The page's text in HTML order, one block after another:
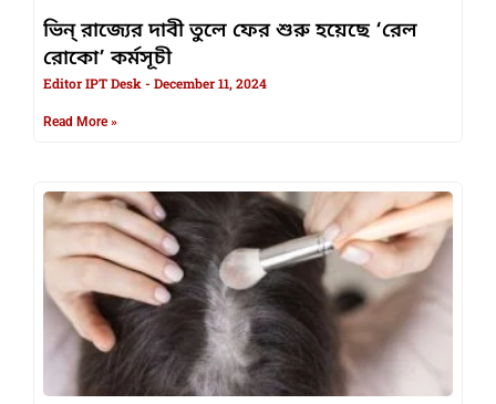
ভিন্ রাজ্যের দাবী তুলে ফের শুরু হয়েছে ‘রেল
রোকো’ কর্মসূচী
Editor IPT Desk December 11, 2024
Read More »